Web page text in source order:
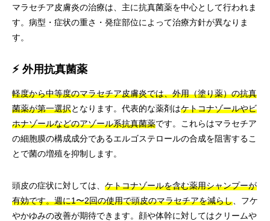
マラセチア皮膚炎の治療は、主に抗真菌薬を中心として行われま
す。病型・症状の重さ・発症部位によって治療方針が異なりま
す。
⚡ 外用抗真菌薬
軽度から中等度のマラセチア皮膚炎では、外用（塗り薬）の抗真
菌薬が第一選択となります。代表的な薬剤はケトコナゾールやビ
ホナゾールなどのアゾール系抗真菌薬です。これらはマラセチア
の細胞膜の構成成分であるエルゴステロールの合成を阻害するこ
とで菌の増殖を抑制します。
頭皮の症状に対しては、 ケトコナゾールを含む薬用シャンプーが
有効です。週に1〜2回の使用で頭皮のマラセチアを減らし 、フケ
やかゆみの改善が期待できます。顔や体幹に対してはクリームや